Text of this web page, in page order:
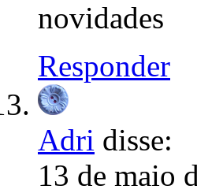
novidades
Responder
Adri disse:
13 de maio